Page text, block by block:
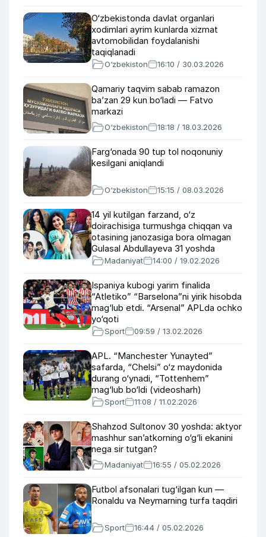
O‘zbekistonda davlat organlari
xodimlari ayrim kunlarda xizmat
avtomobilidan foydalanishi
taqiqlanadi
O‘zbekiston 16:10 / 30.03.2026
Qamariy taqvim sabab ramazon
ba’zan 29 kun bo‘ladi — Fatvo
markazi
O‘zbekiston 18:18 / 18.03.2026
Farg‘onada 90 tup tol noqonuniy
kesilgani aniqlandi
O‘zbekiston 15:15 / 08.03.2026
14 yil kutilgan farzand, o‘z
doirachisiga turmushga chiqqan va
otasining janozasiga bora olmagan
Gulasal Abdullayeva 31 yoshda
Madaniyat 14:00 / 19.02.2026
Ispaniya kubogi yarim finalida
“Atletiko” “Barselona”ni yirik hisobda
mag‘lub etdi. “Arsenal” APLda ochko
yo‘qoti
Sport 09:59 / 13.02.2026
APL. “Manchester Yunayted”
safarda, “Chelsi” o‘z maydonida
durang o‘ynadi, “Tottenhem”
mag‘lub bo‘ldi (videosharh)
Sport 11:08 / 11.02.2026
Shahzod Sultonov 30 yoshda: aktyor
mashhur san’atkorning o‘g‘li ekanini
nega sir tutgan?
Madaniyat 16:55 / 05.02.2026
Futbol afsonalari tug‘ilgan kun —
Ronaldu va Neymarning turfa taqdiri
Sport 16:44 / 05.02.2026